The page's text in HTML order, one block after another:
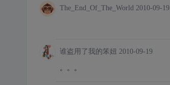
The_End_Of_The_World 2010-09-19
谁盗用了我的笨妞 2010-09-19
。。。